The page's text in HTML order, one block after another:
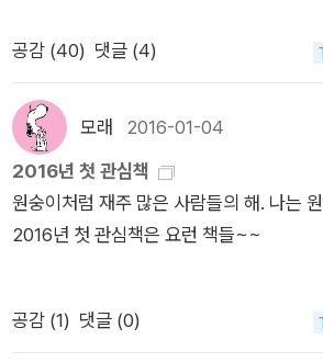
는 시다. 그렇다고 슬픔이 사라지거나 죽음
니다. 그러나 슬픔과의 동거에 익숙한 누군
시가 어떤 치료제보다 강력하다는 걸 말이
싶어 젓가락, 접시, 소시지, 오렌지주스,
될 거야 사물이 된다면 달그락거림을 피할
언제나 숨겨지고 수평선은 어둠을 끌어올
처럼 멀리 있는 것들 때문이지 가라앉아서
된다면 수영을 피할 수는 없겠지만 언젠가
야 아무것도 슬프지 않을 거야 (50쪽) 밤
세상의 모든 것들을 호명하는 시인의 책상
르다. 나에게 책상이란 무엇일까. 나의 책상
는 게 나오지 않는 게 당연하다. 그런 욕망
도 모른다. 책들과 연필, 볼펜, 가위, 메모지
내 책상는 책들과 시집 몇 권도 놓여 있다.
를 품은 고영민의 『구구』란 시집도 함께.
니다 당신도 당신이 좋습니까 낮에 당신
니까 밤에 당신은 당신에게 뭐라 말합니까
아래 천천히 시드는 방앗잎들처럼 가볍게
아니지만 식사를 준비하고 빨래며 내가
주 동안은 아무것도 하지 않고 지냈다. 지
다. 그로 인해 살이 많이 졌고 도토리 같았
저분해졌다. 한 권의 책도 읽지 않았고 낮
보거나 침대에서 시간을 보냈다. 새로운 증
것이다. 의사에게 언급했지만 친절한 답은
려고 노력 중이다. 스스로 약속한 리뷰를
도 그러할 것이다. 집으로 도착한 택배에 어
수 없다.
encil Art)를 올려보아요~검색을 하면 다
니다.신기하고 멋진 아트들...눈을 즐겁게
한 하루 되세요.*^^* 3D 펜슬아트에요~아
슬아트이고요.^^ 레베카 도트르메르는 프랑스에서 크게 사랑
받는 그림책 작가 중 한 명이다. 작품성과
쥔 일러스트계의 작가로 평가받고 있다. 이
르의 모든 작품들을 넘어선 또 하나의 새로
서는 한 장 한 장 넘길 때마다 새로운 주
정도의 가는 선까지 구현한, 지극히 섬세한
어진 주인공들은 그 자체로 굉장한 볼거리
공감 (40) 댓글 (4)
모래 2016-01-04
2016년 첫 관심책
원숭이처럼 재주 많은 사람들의 해. 나는
공감 (1) 댓글 (0)